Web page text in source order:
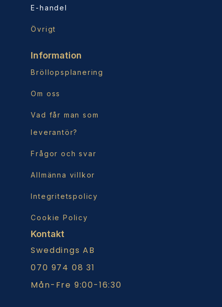
E-handel
Övrigt
Information
Bröllopsplanering
Om oss
Vad får man som
leverantör?
Frågor och svar
Allmänna villkor
Integritetspolicy
Cookie Policy
Kontakt
Sweddings AB
070 974 08 31
Mån-Fre 9:00-16:30